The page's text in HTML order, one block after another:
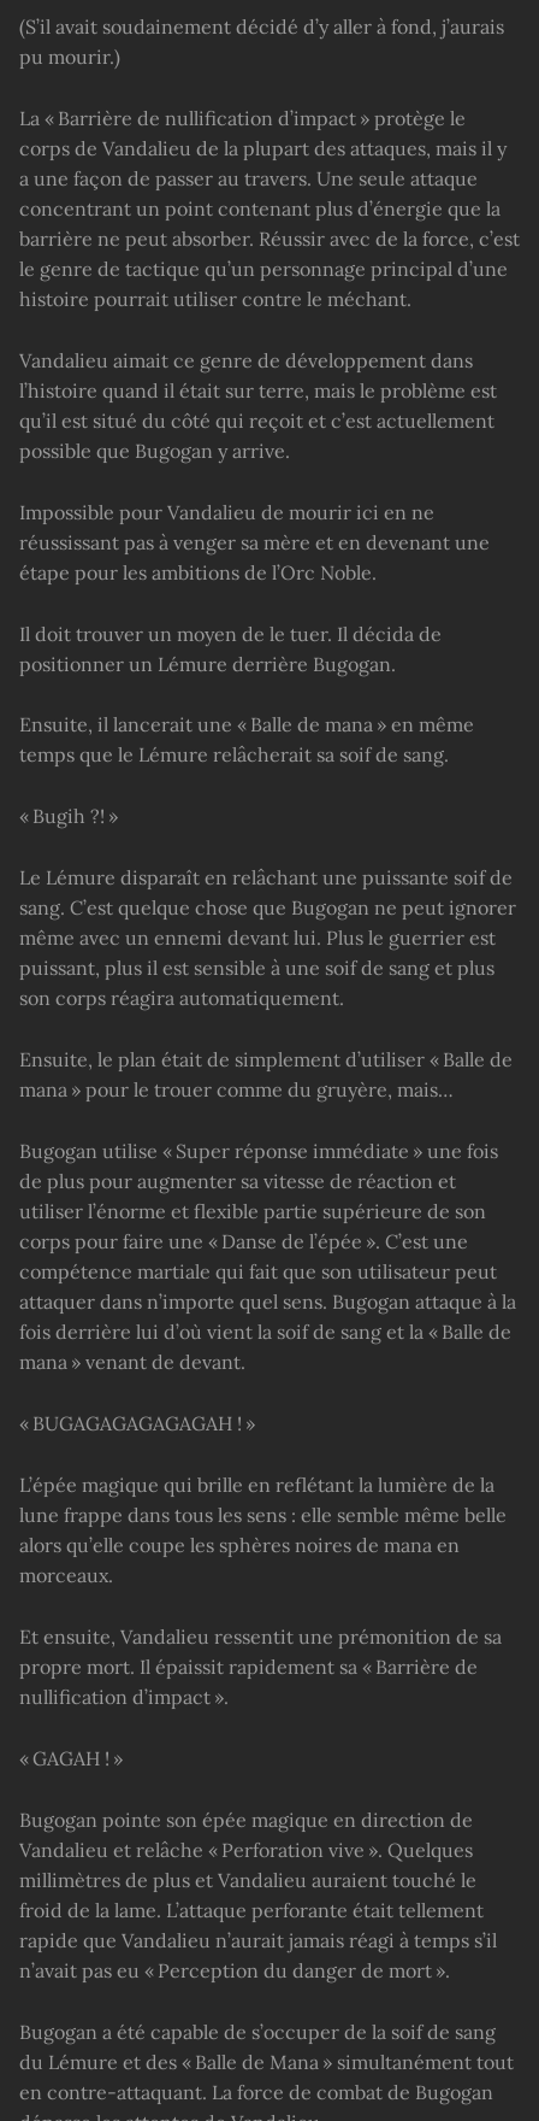
(S’il avait soudainement décidé d’y aller à fond, j’aurais
pu mourir.)
La « Barrière de nullification d’impact » protège le
corps de Vandalieu de la plupart des attaques, mais il y
a une façon de passer au travers. Une seule attaque
concentrant un point contenant plus d’énergie que la
barrière ne peut absorber. Réussir avec de la force, c’est
le genre de tactique qu’un personnage principal d’une
histoire pourrait utiliser contre le méchant.
Vandalieu aimait ce genre de développement dans
l’histoire quand il était sur terre, mais le problème est
qu’il est situé du côté qui reçoit et c’est actuellement
possible que Bugogan y arrive.
Impossible pour Vandalieu de mourir ici en ne
réussissant pas à venger sa mère et en devenant une
étape pour les ambitions de l’Orc Noble.
Il doit trouver un moyen de le tuer. Il décida de
positionner un Lémure derrière Bugogan.
Ensuite, il lancerait une « Balle de mana » en même
temps que le Lémure relâcherait sa soif de sang.
« Bugih ?! »
Le Lémure disparaît en relâchant une puissante soif de
sang. C’est quelque chose que Bugogan ne peut ignorer
même avec un ennemi devant lui. Plus le guerrier est
puissant, plus il est sensible à une soif de sang et plus
son corps réagira automatiquement.
Ensuite, le plan était de simplement d’utiliser « Balle de
mana » pour le trouer comme du gruyère, mais…
Bugogan utilise « Super réponse immédiate » une fois
de plus pour augmenter sa vitesse de réaction et
utiliser l’énorme et flexible partie supérieure de son
corps pour faire une « Danse de l’épée ». C’est une
compétence martiale qui fait que son utilisateur peut
attaquer dans n’importe quel sens. Bugogan attaque à la
fois derrière lui d’où vient la soif de sang et la « Balle de
mana » venant de devant.
« BUGAGAGAGAGAGAH ! »
L’épée magique qui brille en reflétant la lumière de la
lune frappe dans tous les sens : elle semble même belle
alors qu’elle coupe les sphères noires de mana en
morceaux.
Et ensuite, Vandalieu ressentit une prémonition de sa
propre mort. Il épaissit rapidement sa « Barrière de
nullification d’impact ».
« GAGAH ! »
Bugogan pointe son épée magique en direction de
Vandalieu et relâche « Perforation vive ». Quelques
millimètres de plus et Vandalieu auraient touché le
froid de la lame. L’attaque perforante était tellement
rapide que Vandalieu n’aurait jamais réagi à temps s’il
n’avait pas eu « Perception du danger de mort ».
Bugogan a été capable de s’occuper de la soif de sang
du Lémure et des « Balle de Mana » simultanément tout
en contre-attaquant. La force de combat de Bugogan